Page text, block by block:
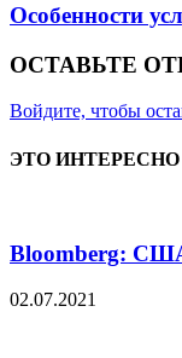
Особенности
ОСТАВЬТЕ
Войдите, чтобы
ЭТО ИНТЕРЕСНО
Bloomberg: США
02.07.2021